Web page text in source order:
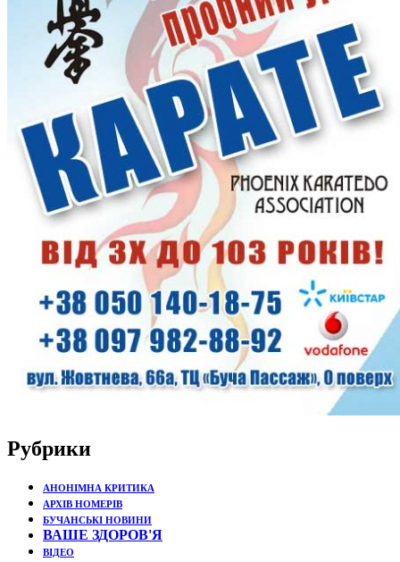
Рубрики
АНОНІМНА КРИТИКА
АРХІВ НОМЕРІВ
БУЧАНСЬКІ НОВИНИ
ВАШЕ ЗДОРОВ'Я
ВІДЕО